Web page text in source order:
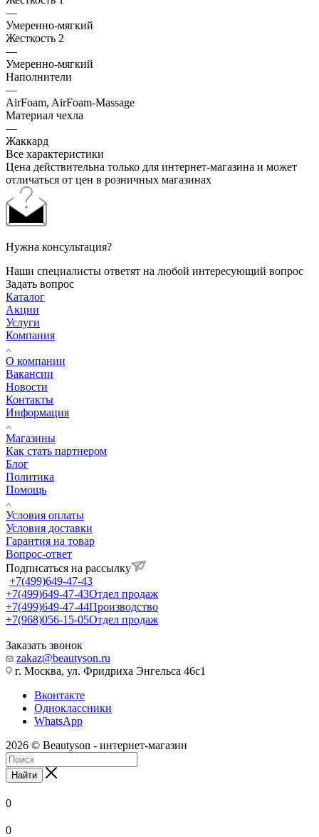
—
Умеренно-мягкий
Жесткость 2
—
Умеренно-мягкий
Наполнители
—
AirFoam, AirFoam-Massage
Материал чехла
—
Жаккард
Все характеристики
Цена действительна только для интернет-магазина и может
отличаться от цен в розничных магазинах
Нужна консультация?
Наши специалисты ответят на любой интересующий вопрос
Задать вопрос
Каталог
Акции
Услуги
Компания
О компании
Вакансии
Новости
Контакты
Информация
Магазины
Как стать партнером
Блог
Политика
Помощь
Условия оплаты
Условия доставки
Гарантия на товар
Вопрос-ответ
Подписаться на рассылку
+7(499)649-47-43
+7(499)649-47-43Отдел продаж
+7(499)649-47-44Производство
+7(968)056-15-05Отдел продаж
Заказать звонок
zakaz@beautyson.ru
г. Москва, ул. Фридриха Энгельса 46с1
Вконтакте
Одноклассники
WhatsApp
2026 © Beautyson - интернет-магазин
Найти
0
0